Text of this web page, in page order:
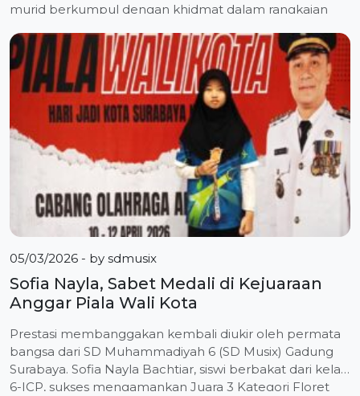
murid berkumpul dengan khidmat dalam rangkaian
dengan apresiasi prestasi. Kegiatan yang berlangsung
mulai pukul 06.45 hingga 07.45 WIB ini menjadi
momentum penting bagi sekolah melalui Deklarasi
Anti-Bullying dan […]
05/03/2026 - by sdmusix
Sofia Nayla, Sabet Medali di Kejuaraan
Anggar Piala Wali Kota
Prestasi membanggakan kembali diukir oleh permata
bangsa dari SD Muhammadiyah 6 (SD Musix) Gadung
Surabaya. Sofia Nayla Bachtiar, siswi berbakat dari kelas
6-ICP, sukses mengamankan Juara 3 Kategori Floret